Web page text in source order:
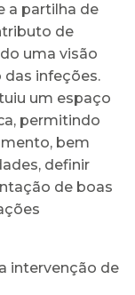
a partilha de
de
uma visão
infeções.
um espaço
permitindo
bem
definir
de boas
intervenção de